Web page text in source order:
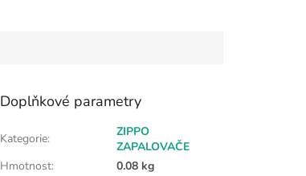
Doplňkové parametry
Kategorie:
ZIPPO
ZAPALOVAČE
Hmotnost:
0.08 kg